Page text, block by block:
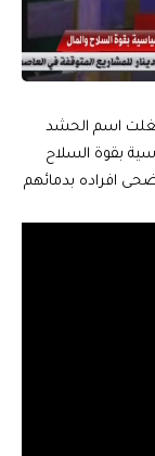
اسم الحشد
بقوة السلاح
افراده بدمائهم